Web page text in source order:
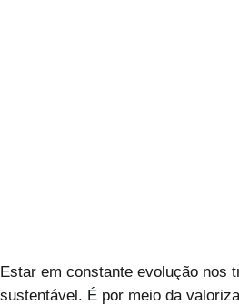
Estar em constante evolução nos
sustentável. É por meio da